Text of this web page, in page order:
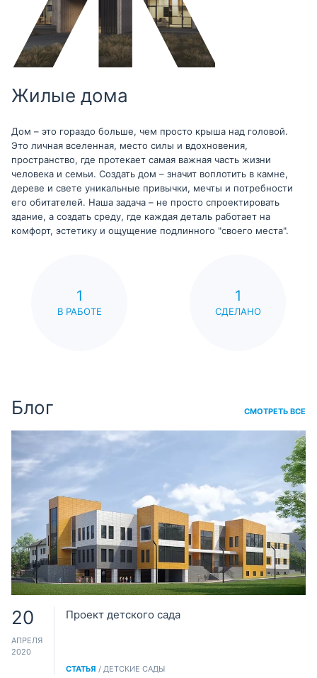
Жилые дома
Дом – это гораздо больше, чем просто крыша над головой.
Это личная вселенная, место силы и вдохновения,
пространство, где протекает самая важная часть жизни
человека и семьи. Создать дом – значит воплотить в камне,
дереве и свете уникальные привычки, мечты и потребности
его обитателей. Наша задача – не просто спроектировать
здание, а создать среду, где каждая деталь работает на
комфорт, эстетику и ощущение подлинного "своего места".
1
В РАБОТЕ
1
СДЕЛАНО
Блог СМОТРЕТЬ ВСЕ
20
АПРЕЛЯ
2020
Проект детского сада
СТАТЬЯ / ДЕТСКИЕ САДЫ